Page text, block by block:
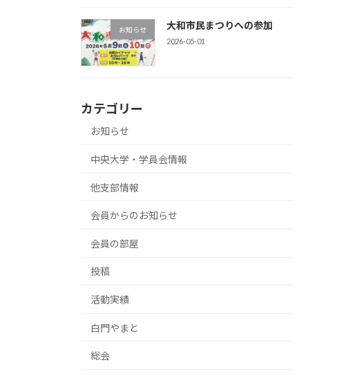
お知らせ 大和市民まつりへの参加
2026-05-01
カテゴリー
お知らせ
中央大学・学員会情報
他支部情報
会員からのお知らせ
会員の部屋
投稿
活動実績
白門やまと
総会